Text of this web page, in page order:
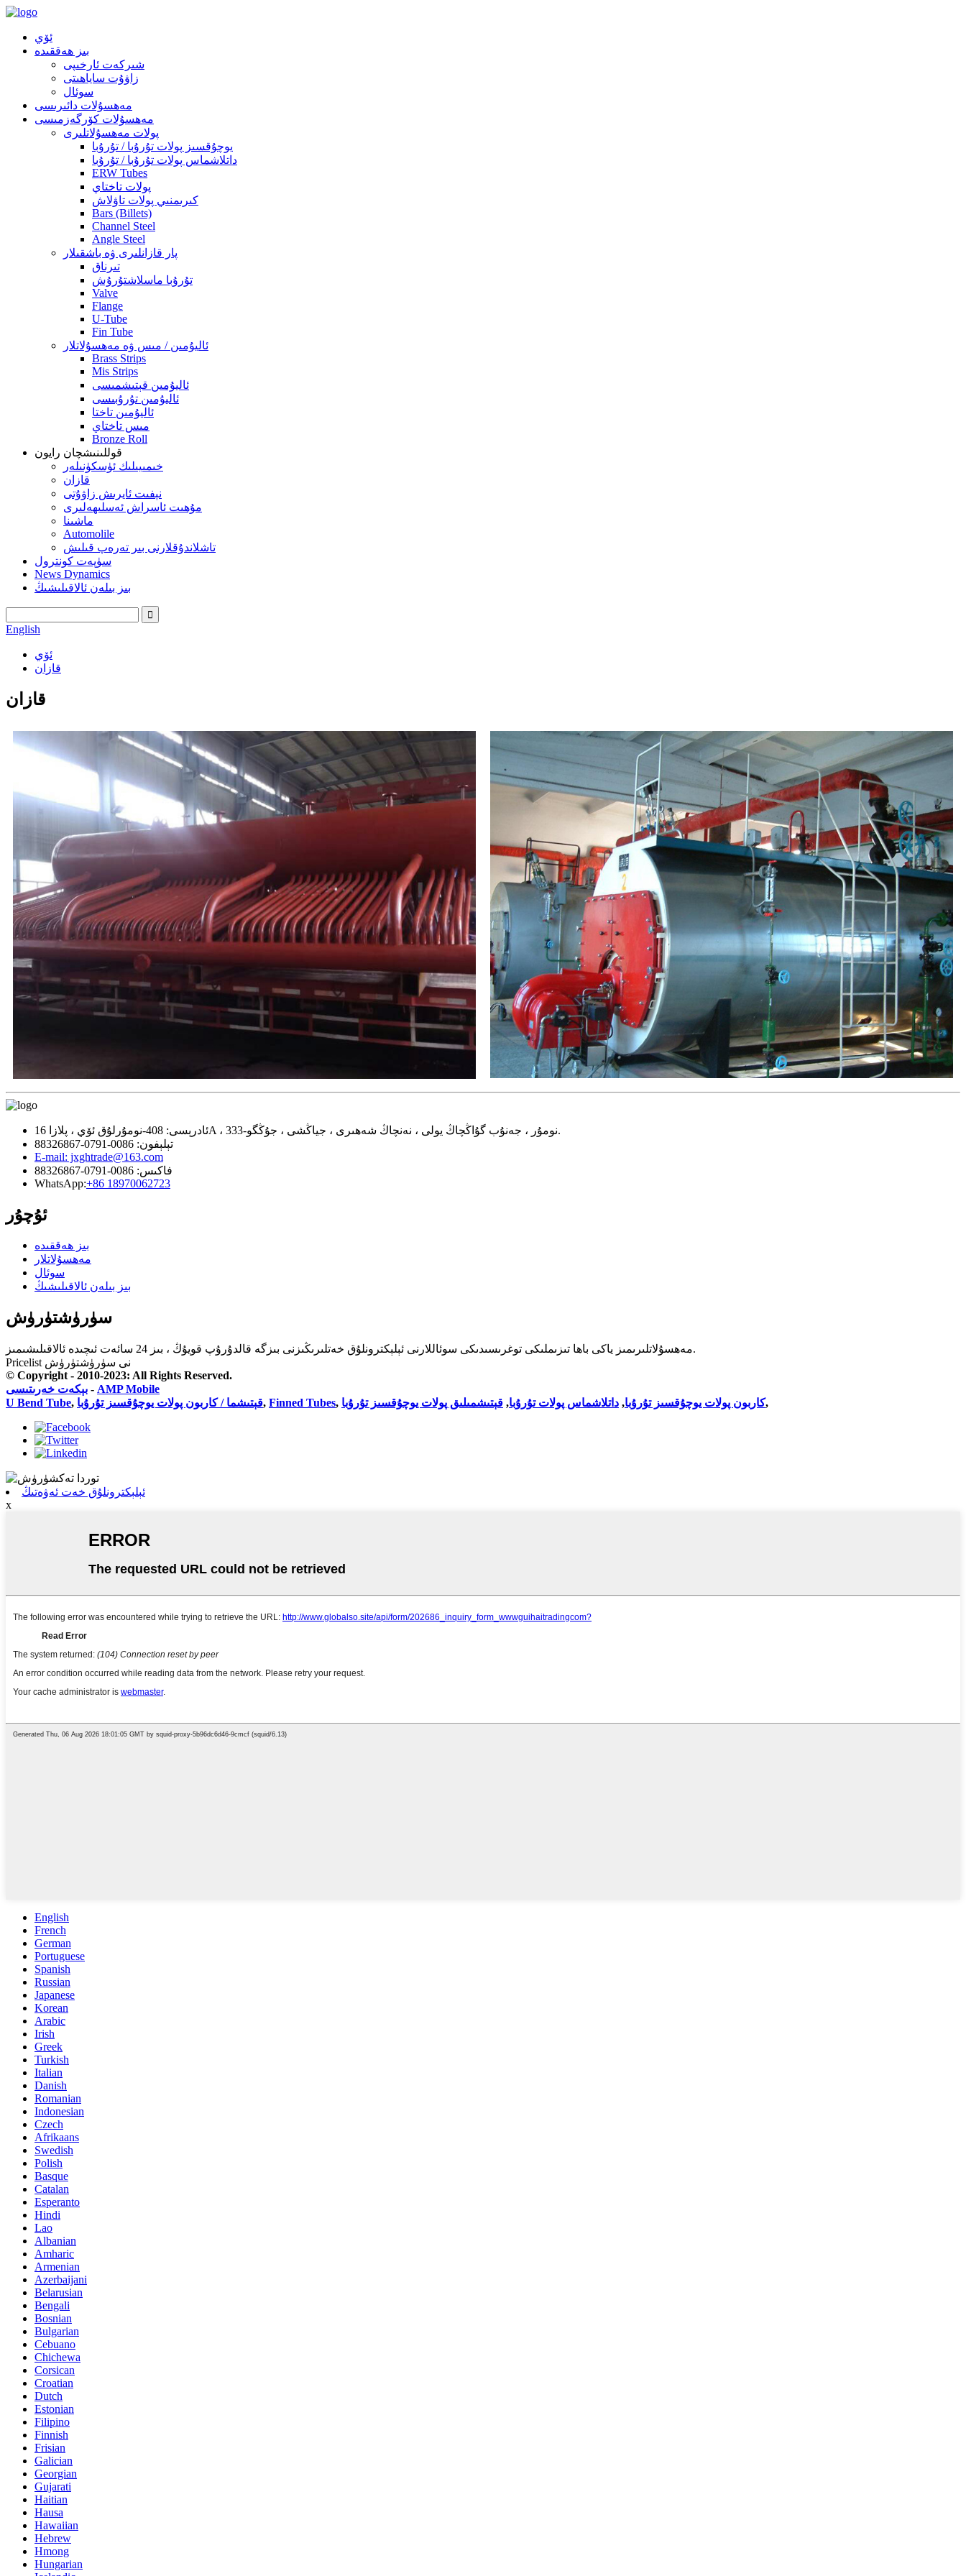
ئۆي
بىز ھەققىدە
شىركەت ئارخىپى
زاۋۇت ساياھىتى
سوئال
مەھسۇلات دائىرىسى
مەھسۇلات كۆرگەزمىسى
پولات مەھسۇلاتلىرى
يوچۇقسىز پولات تۇرۇبا / تۇرۇبا
داتلاشماس پولات تۇرۇبا / تۇرۇبا
ERW Tubes
پولات تاختاي
كىرىمنىي پولات تاۋلاش
Bars (Billets)
Channel Steel
Angle Steel
پار قازانلىرى ۋە باشقىلار
تىرناق
تۇرۇبا ماسلاشتۇرۇش
Valve
Flange
U-Tube
Fin Tube
ئاليۇمىن / مىس ۋە مەھسۇلاتلار
Brass Strips
Mis Strips
ئاليۇمىن قېتىشمىسى
ئاليۇمىن تۇرۇبىسى
ئاليۇمىن تاختا
مىس تاختاي
Bronze Roll
قوللىنىشچان رايون
خىمىيىلىك ئۈسكۈنىلەر
قازان
نېفىت ئايرىش زاۋۇتى
مۇھىت ئاسراش ئەسلىھەلىرى
ماشىنا
Automolile
تاشلاندۇقلارنى بىر تەرەپ قىلىش
سۈپەت كونترول
News Dynamics
بىز بىلەن ئالاقىلىشىڭ
English
ئۆي
قازان
قازان
ئادرېسى: 408-نومۇرلۇق ئۆي ، پلازا 16A ، 333-نومۇر ، جەنۇب گۇاڭچاڭ يولى ، نەنچاڭ شەھىرى ، جياڭشى ، جۇڭگو.
تېلېفون: 0086-0791-88326867
E-mail: jxghtrade@163.com
فاكىس: 0086-0791-88326867
WhatsApp:+86 18970062723
ئۇچۇر
بىز ھەققىدە
مەھسۇلاتلار
سوئال
بىز بىلەن ئالاقىلىشىڭ
سۈرۈشتۈرۈش
مەھسۇلاتلىرىمىز ياكى باھا تىزىملىكى توغرىسىدىكى سوئاللارنى ئېلېكترونلۇق خەتلىرىڭىزنى بىزگە قالدۇرۇپ قويۇڭ ، بىز 24 سائەت ئىچىدە ئالاقىلىشىمىز.
Pricelist نى سۈرۈشتۈرۈش
© Copyright - 2010-2023: All Rights Reserved.
بېكەت خەرىتىسى - AMP Mobile
U Bend Tube, قېتىشما / كاربون پولات يوچۇقسىز تۇرۇبا, Finned Tubes, كاربون پولات يوچۇقسىز تۇرۇبا, داتلاشماس پولات تۇرۇبا, قېتىشمىلىق پولات يوچۇقسىز تۇرۇبا ,
ئېلېكترونلۇق خەت ئەۋەتىڭ
x
English
French
German
Portuguese
Spanish
Russian
Japanese
Korean
Arabic
Irish
Greek
Turkish
Italian
Danish
Romanian
Indonesian
Czech
Afrikaans
Swedish
Polish
Basque
Catalan
Esperanto
Hindi
Lao
Albanian
Amharic
Armenian
Azerbaijani
Belarusian
Bengali
Bosnian
Bulgarian
Cebuano
Chichewa
Corsican
Croatian
Dutch
Estonian
Filipino
Finnish
Frisian
Galician
Georgian
Gujarati
Haitian
Hausa
Hawaiian
Hebrew
Hmong
Hungarian